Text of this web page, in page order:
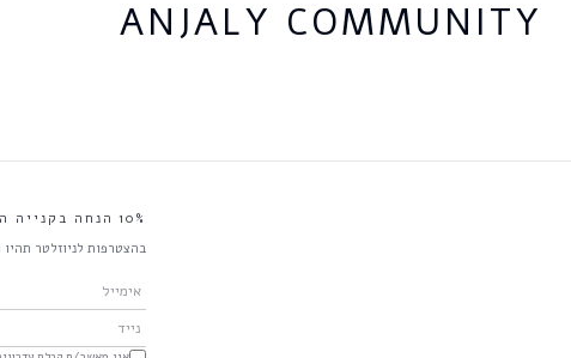
ANJALY COMMUNITY
10% הנחה בקנייה הראשונה
בהצטרפות לניוזלטר